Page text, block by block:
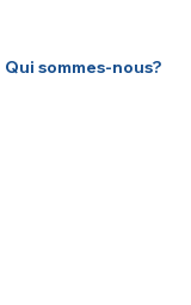
Qui sommes-nous?